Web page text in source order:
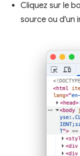
Cliquez sur le
source ou d'un